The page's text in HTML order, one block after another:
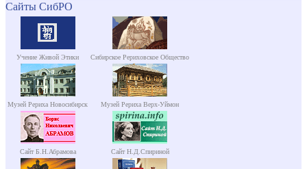
Сайты СибРО
Учение Живой Этики Сибирское Рериховское Общество
Музей Рериха Новосибирск Музей Рериха Верх-Уймон
Сайт Б.Н.Абрамова Сайт Н.Д.Спириной